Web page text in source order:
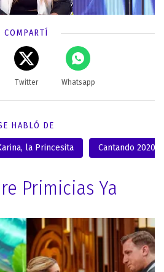
COMPARTÍ
Twitter Whatsapp
HABLÓ DE
la Princesita Cantando 2020
Primicias Ya